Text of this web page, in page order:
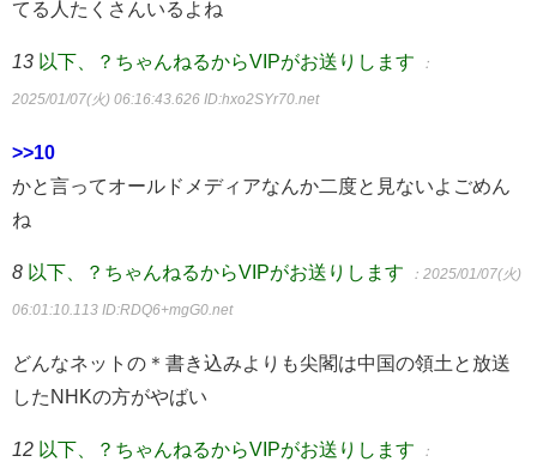
てる人たくさんいるよね
13 以下、？ちゃんねるからVIPがお送りします ：
2025/01/07(火) 06:16:43.626 ID:hxo2SYr70.net
>>10
かと言ってオールドメディアなんか二度と見ないよごめん
ね
8 以下、？ちゃんねるからVIPがお送りします ：2025/01/07(火)
06:01:10.113 ID:RDQ6+mgG0.net
どんなネットの＊書き込みよりも尖閣は中国の領土と放送
したNHKの方がやばい
12 以下、？ちゃんねるからVIPがお送りします ：